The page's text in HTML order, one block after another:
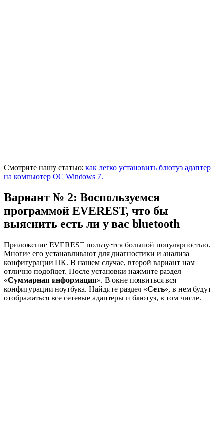
Смотрите нашу статью: как легко установить блютуз адаптер
на компьютер ОС Windows 7.
Вариант № 2: Воспользуемся
программой EVEREST, что бы
выяснить есть ли у вас bluetooth
Приложение EVEREST пользуется большой популярностью.
Многие его устанавливают для диагностики и анализа
конфигурации ПК. В нашем случае, второй вариант нам
отлично подойдет. После установки нажмите раздел
«Суммарная информация». В окне появиться вся
конфигурации ноутбука. Найдите раздел «Сеть», в нем будут
отображаться все сетевые адаптеры и блютуз, в том числе.